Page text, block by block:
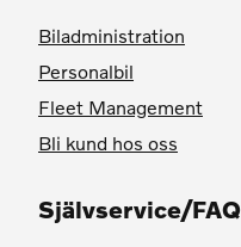
Biladministration
Personalbil
Fleet Management
Bli kund hos oss
Självservice/FAQ